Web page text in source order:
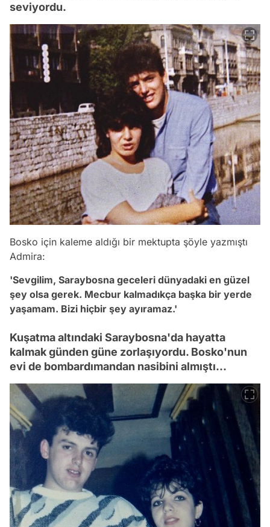
seviyordu.
Bosko için kaleme aldığı bir mektupta şöyle yazmıştı
Admira:
'Sevgilim, Saraybosna geceleri dünyadaki en güzel
şey olsa gerek. Mecbur kalmadıkça başka bir yerde
yaşamam. Bizi hiçbir şey ayıramaz.'
Kuşatma altındaki Saraybosna'da hayatta
kalmak günden güne zorlaşıyordu. Bosko'nun
evi de bombardımandan nasibini almıştı...